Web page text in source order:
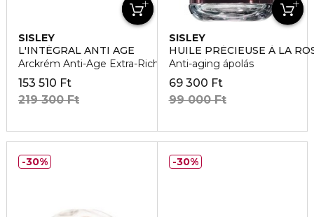
SISLEY
L'INTÉGRAL ANTI AGE
Arckrém Anti-Age Extra-Riche
153 510 Ft
219 300 Ft
SISLEY
HUILE PRÉCIEUSE À LA
Anti-aging ápolás
69 300 Ft
99 000 Ft
30% 30%